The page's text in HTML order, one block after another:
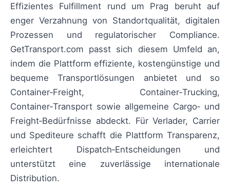
Effizientes Fulfillment rund um Prag beruht auf
enger Verzahnung von Standortqualität, digitalen
Prozessen und regulatorischer Compliance.
GetTransport.com passt sich diesem Umfeld an,
indem die Plattform effiziente, kostengünstige und
bequeme Transportlösungen anbietet und so
Container‑Freight, Container‑Trucking,
Container‑Transport sowie allgemeine Cargo‑ und
Freight‑Bedürfnisse abdeckt. Für Verlader, Carrier
und Spediteure schafft die Plattform Transparenz,
erleichtert Dispatch‑Entscheidungen und
unterstützt eine zuverlässige internationale
Distribution.